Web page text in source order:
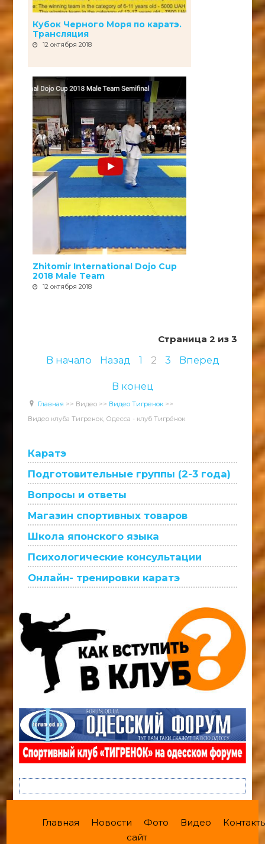
Кубок Черного Моря по каратэ.
Трансляция
12 октября 2018
Zhitomir International Dojo Cup
2018 Male Team
12 октября 2018
Страница 2 из 3
В начало Назад 1 2 3 Вперед
В конец
Главная >> Видео >> Видео Тигренок >>
Видео клуба Тигренок, Одесса - клуб Тигрёнок
Каратэ
Подготовительные группы (2-3 года)
Вопросы и ответы
Магазин спортивных товаров
Школа японского языка
Психологические консультации
Онлайн- тренировки каратэ
Главная Новости Фото Видео
сайт